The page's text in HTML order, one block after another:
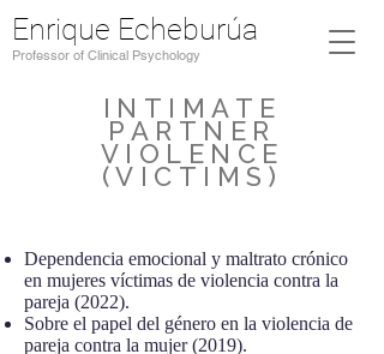
Enrique Echeburúa
Professor of Clinical Psychology
INTIMATE
PARTNER
VIOLENCE
(VICTIMS)
Dependencia emocional y maltrato crónico
en mujeres víctimas de violencia contra la
pareja (2022).
Sobre el papel del género en la violencia de
pareja contra la mujer (2019).